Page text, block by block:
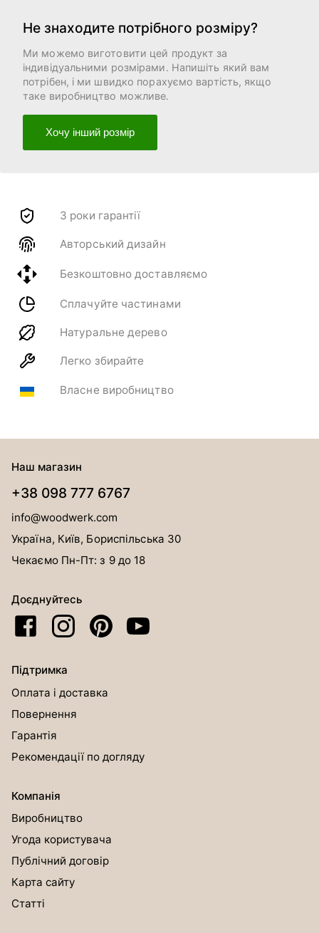
Не знаходите потрібного розміру?
Ми можемо виготовити цей продукт за
індивідуальними розмірами. Напишіть який вам
потрібен, і ми швидко порахуємо вартість, якщо
таке виробництво можливе.
Хочу інший розмір
3 роки гарантії
Авторський дизайн
Безкоштовно доставляємо
Сплачуйте частинами
Натуральне дерево
Легко збирайте
Власне виробництво
Наш магазин
+38 098 777 6767
info@woodwerk.com
Україна, Київ, Бориспільська 30
Чекаємо Пн-Пт: з 9 до 18
Доєднуйтесь
Підтримка
Оплата і доставка
Повернення
Гарантія
Рекомендації по догляду
Компанія
Виробництво
Угода користувача
Публічний договір
Карта сайту
Статті